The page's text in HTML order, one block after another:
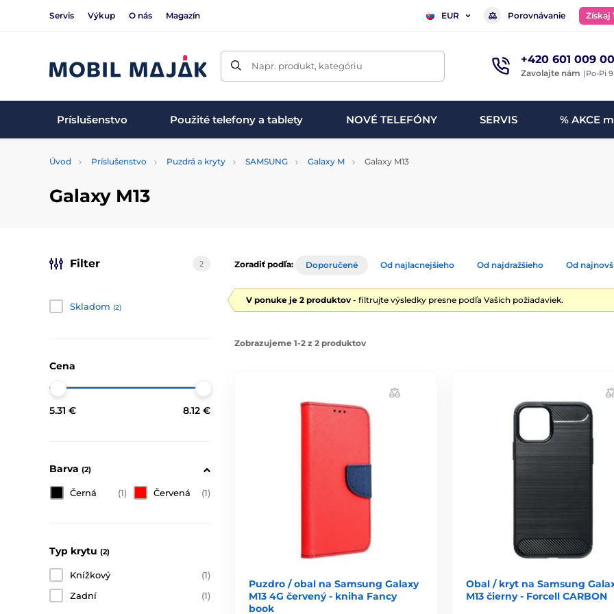
Servis Výkup O nás Magazín EUR Porovnávanie Získaj
Napr. produkt, kategóriu +420 601 009
Zavolajte nám (Po-Pi
Príslušenstvo Použité telefony a tablety NOVÉ TELEFÓNY SERVIS % AKCE
Úvod Príslušenstvo Puzdrá a kryty SAMSUNG Galaxy M Galaxy M13
Galaxy M13
Filter 2
Skladom (2)
Cena
5.31 € 8.12 €
Barva (2)
Černá (1) Červená (1)
Typ krytu (2)
Knížkový
(1)
Zadní
(1)
Zoradiť podľa: Doporučené Od najlacnejšieho Od najdražšieho Od
V ponuke je 2 produktov - filtrujte výsledky presne podľa Vašich požiadaviek.
Zobrazujeme 1-2 z 2 produktov
Puzdro / obal na Samsung Galaxy
M13 4G červený - kniha Fancy
book
Obal / kryt na Samsung
M13 čierny - Forcell CARBON